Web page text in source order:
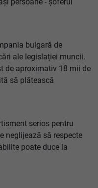
bulgară de
ale legislației muncii.
de aproximativ 18 mii de
să plătească
serios pentru
neglijează să respecte
poate duce la